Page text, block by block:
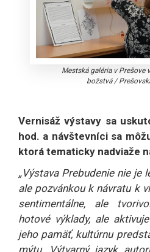
Mestská galéria v Prešove
božstvá/
Vernisáž výstavy sa
hod. a návštevníci sa
ktorá tematicky nadviaže
„Výstava Prebudenie nie je
ale pozvánkou k návratu k
sentimentálne, ale
hotové výklady, ale
jeho pamäť, kultúrnu